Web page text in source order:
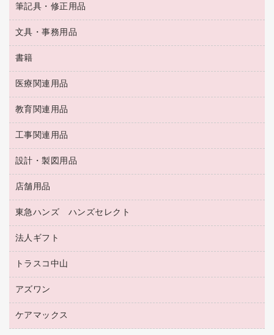
ティッシュペーパー
ダストボックス
タオル・アメニティ用品
スリッパ・サンダル・シューズ
スポーツ・レジャー用品
ゴミ袋
キッチン用品
食品添加物製品
ＯＡタップ／延長コード
その他電子文具
伝票
典礼用品
帳簿
額縁
各種用紙
ルーズリーフ
名刺整理用品
板目表紙・綴込表紙
背幅が伸びるファイル
統一伝票用ファイル
収納保存用品
レターファイル
リングファイル
プレゼン用ファイル
ファイルボックス
パイプ式ファイル
その他ファイル
クリヤーホルダー
クリヤーブック（差替式）
クリヤーブック（固定式）
筆記具・修正用品
万年筆
消しゴム
修正液・修正ペン
修正テープ
鉛筆
マーキングペン（油性）
マーキングペン（水性）
ボールペン（油性）
ボールペン（ゲルインク）
シャープペンシル用替芯
文具・事務用品
輪ゴム
両面テープ
名札
保管・整理用品
壁面／足元収納
備品／小物ケース
透明テープ 事務用
電話台
針なしステープラー
紙めくり
裁断機
書籍
パソコンソフト
医療関連用品
保健用品
使い捨て手袋
感染症対策用品
介護用品
医療関連用品
教育関連用品
教育関連用品
工事関連用品
工事関連用品
設計・製図用品
設計・製図用品
店舗用品
店舗運営用品
陳列什器
紙手提げ袋
レジ・ポリ袋
ディスプレイ用品
カウンター／お会計用品
東急ハンズ ハンズセレクト
東急ハンズ
法人ギフト
高島屋
高島屋（食品・飲料）
カウネットギフト（食品・飲料）
トラスコ中山
建築・作業用品
アズワン
医療・介護用品（食品・飲料・食添製品）
ケアマックス